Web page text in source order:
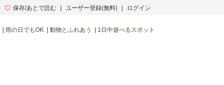
保存/あとで読む ユーザー登録(無料) ログイン
雨の日でもOK 動物とふれあう 1日中遊べるスポット